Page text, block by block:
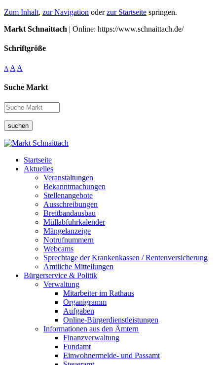
Zum Inhalt, zur Navigation oderzur Startseite springen.
Markt Schnaittach | Online: https://www.schnaittach.de/
Schriftgröße
A A A
Suche Markt
suchen
Startseite
Aktuelles
Veranstaltungen
Bekanntmachungen
Stellenangebote
Ausschreibungen
Breitbandausbau
Müllabfuhrkalender
Mängelanzeige
Notrufnummern
Webcams
Sprechtage der Krankenkassen / Rentenversicherung
Amtliche Mitteilungen
Bürgerservice & Politik
Verwaltung
Mitarbeiter im Rathaus
Organigramm
Aufgaben
Online-Bürgerdienstleistungen
Informationen aus den Ämtern
Finanzverwaltung
Fundamt
Einwohnermelde- und Passamt